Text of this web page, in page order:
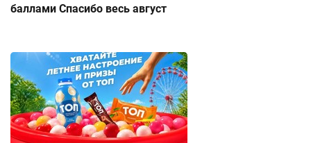
баллами Спасибо весь август